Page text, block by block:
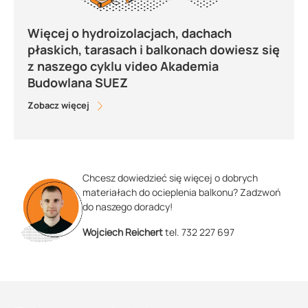
Więcej o hydroizolacjach, dachach
płaskich, tarasach i balkonach dowiesz się
z naszego cyklu video Akademia
Budowlana SUEZ
Zobacz więcej
Chcesz dowiedzieć się więcej o dobrych
materiałach do ocieplenia balkonu? Zadzwoń
do naszego doradcy!
Wojciech Reicherttel. 732 227 697